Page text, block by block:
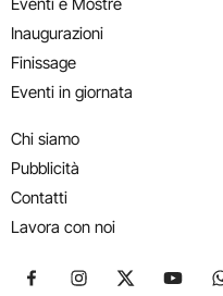
Eventi e Mostre
Inaugurazioni
Finissage
Eventi in giornata
Chi siamo
Pubblicità
Contatti
Lavora con noi
Seguici su Facebook
Seguici suSeguici su X